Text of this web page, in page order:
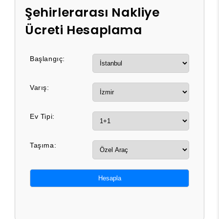
Şehirlerarası Nakliye
Ücreti Hesaplama
Başlangıç:
Varış:
Ev Tipi:
Taşıma:
Hesapla